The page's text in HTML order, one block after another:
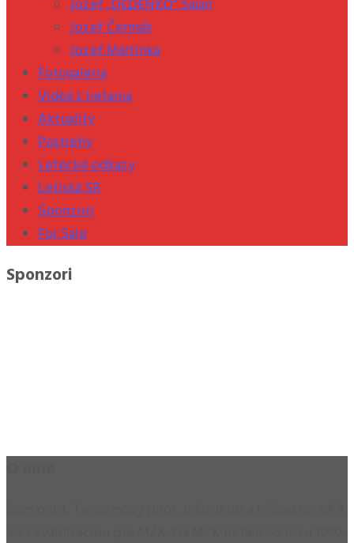
Jozef „DEDENKO“ Sajan
Jozef Čermák
Jozef Martinka
Fotogaléria
Videá z lietania
Aktuality
Postrehy
Letecké odkazy
Letiská SR
Sponzori
For Sale
Sponzori